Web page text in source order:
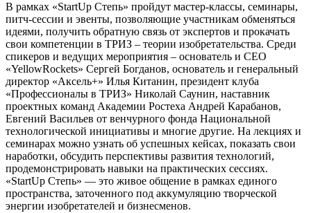
В рамках «StartUp Степь» пройдут мастер-классы, семинары,
питч-сессии и эвенты, позволяющие участникам обменяться
идеями, получить обратную связь от экспертов и прокачать
свои компетенции в ТРИЗ – теории изобретательства. Среди
спикеров и ведущих мероприятия – основатель и CEO
«YellowRockets» Сергей Богданов, основатель и генеральный
директор «Аксель+» Илья Китанин, президент клуба
«Профессионалы в ТРИЗ» Николай Саунин, наставник
проектных команд Академии Ростеха Андрей Карабанов,
Евгений Васильев от венчурного фонда Национальной
технологической инициативы и многие другие. На лекциях и
семинарах можно узнать об успешных кейсах, показать свои
наработки, обсудить перспективы развития технологий,
продемонстрировать навыки на практических сессиях.
«StartUp Степь» — это живое общение в рамках единого
пространства, заточенного под аккумуляцию творческой
энергии изобретателей и бизнесменов.